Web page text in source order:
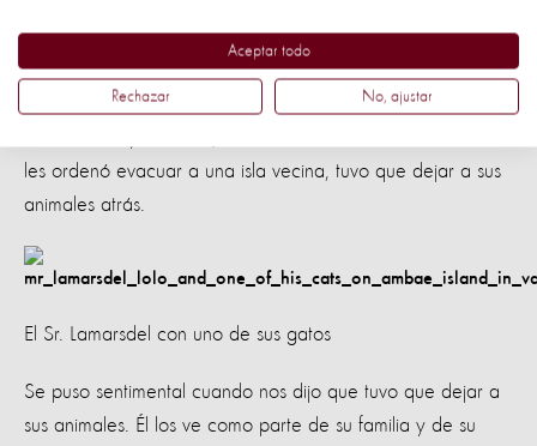
El Sr. Lamarsdel posee un perro, una vaca, dos gatos y
treinta pollos. Cuando comenzaron las erupciones, él pudo
ver que sus animales tenían miedo. Lamentablemente,
les ordenó evacuar a una isla vecina, tuvo que dejar a sus
animales atrás.
El Sr. Lamarsdel con uno de sus gatos
Se puso sentimental cuando nos dijo que tuvo que dejar a
sus animales. Él los ve como parte de su familia y de su
Aceptar todo
Rechazar No, ajustar